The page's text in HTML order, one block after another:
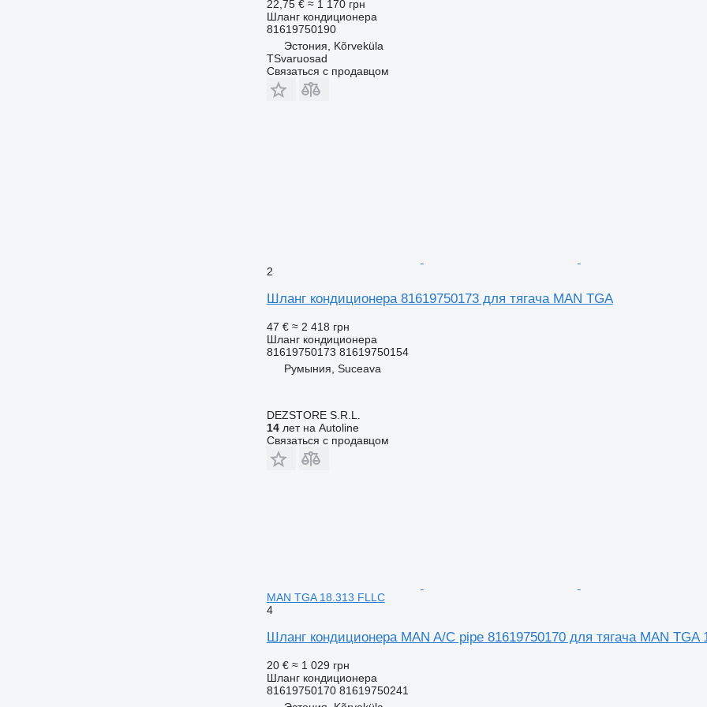
22,75 € ≈ 1 170 грн
Шланг кондиционера
81619750190
Эстония, Kõrveküla
TSvaruosad
Связаться с продавцом
2
Шланг кондиционера 81619750173 для тягача MAN TGA
47 € ≈ 2 418 грн
Шланг кондиционера
81619750173 81619750154
Румыния, Suceava
DEZSTORE S.R.L.
14лет на Autoline
Связаться с продавцом
MAN TGA 18.313 FLLC
4
Шланг кондиционера MAN A/C pipe 81619750170 для тягача MAN TGA
20 € ≈ 1 029 грн
Шланг кондиционера
81619750170 81619750241